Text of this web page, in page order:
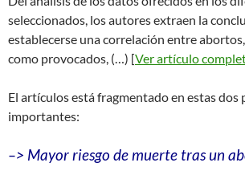
seleccionados, los autores extraen la
establecerse una correlación entre
como provocados, (…) [Ver artículo
El artículos está fragmentado en estas dos
importantes:
–> Mayor riesgo de muerte tras un